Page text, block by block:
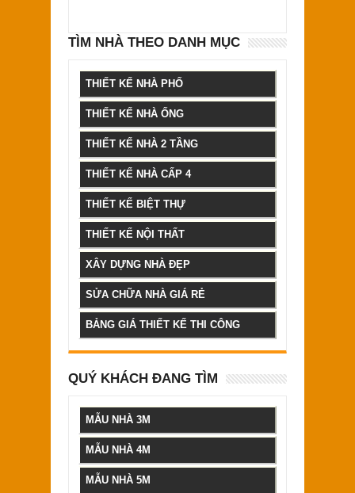
TÌM NHÀ THEO DANH MỤC
THIẾT KẾ NHÀ PHỐ
THIẾT KẾ NHÀ ỐNG
THIẾT KẾ NHÀ 2 TẦNG
THIẾT KẾ NHÀ CẤP 4
THIẾT KẾ BIỆT THỰ
THIẾT KẾ NỘI THẤT
XÂY DỰNG NHÀ ĐẸP
SỬA CHỮA NHÀ GIÁ RẺ
BẢNG GIÁ THIẾT KẾ THI CÔNG
QUÝ KHÁCH ĐANG TÌM
MẪU NHÀ 3M
MẪU NHÀ 4M
MẪU NHÀ 5M